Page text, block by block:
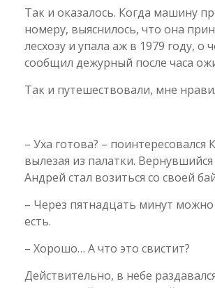
Так и оказалось. Когда машину
номеру, выяснилось, что она
лесхозу и упала аж в 1979 году, о
сообщил дежурный после часа
Так и путешествовали, мне
– Уха готова? – поинтересовался
вылезая из палатки. Вернувшийся
Андрей стал возиться со своей
– Через пятнадцать минут можно
есть.
– Хорошо… А что это свистит?
Действительно, в небе